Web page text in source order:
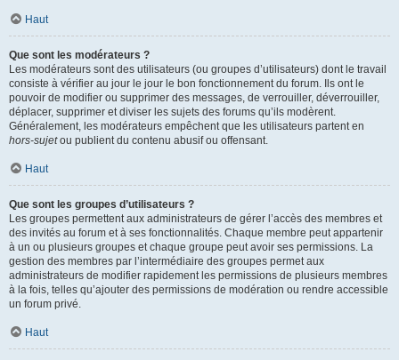
Haut
Que sont les modérateurs ?
Les modérateurs sont des utilisateurs (ou groupes d’utilisateurs) dont le travail
consiste à vérifier au jour le jour le bon fonctionnement du forum. Ils ont le
pouvoir de modifier ou supprimer des messages, de verrouiller, déverrouiller,
déplacer, supprimer et diviser les sujets des forums qu’ils modèrent.
Généralement, les modérateurs empêchent que les utilisateurs partent en
hors-sujetou publient du contenu abusif ou offensant.
Haut
Que sont les groupes d’utilisateurs ?
Les groupes permettent aux administrateurs de gérer l’accès des membres et
des invités au forum et à ses fonctionnalités. Chaque membre peut appartenir
à un ou plusieurs groupes et chaque groupe peut avoir ses permissions. La
gestion des membres par l’intermédiaire des groupes permet aux
administrateurs de modifier rapidement les permissions de plusieurs membres
à la fois, telles qu’ajouter des permissions de modération ou rendre accessible
un forum privé.
Haut